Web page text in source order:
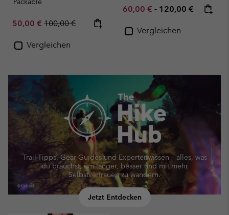
Sale price:
50,00 € Regular price:
100,00 €
Vergleichen
Minimum sale price:
60,00 € - Maximum price:
120,00 €
Vergleichen
Trail-Tipps, Gear-Guides und Expertenwissen – alles, was
du brauchst, um länger, besser und mit mehr
Selbstvertrauen zu wandern.
Jetzt Entdecken